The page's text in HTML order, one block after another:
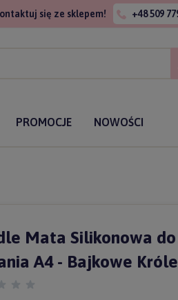
się ze sklepem! +48 509
PROMOCJE NOWOŚCI
Mata Silikonowa do
A4 - Bajkowe